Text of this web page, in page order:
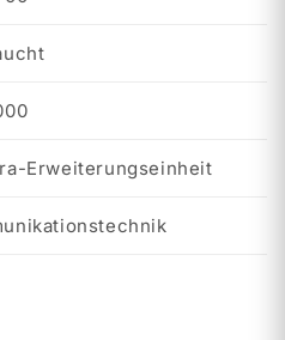
Erweiterungseinheit